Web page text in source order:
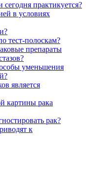
практикуется?
в условиях
тест-полоскам?
препараты
уменьшения
является
картины рака
рак?
к